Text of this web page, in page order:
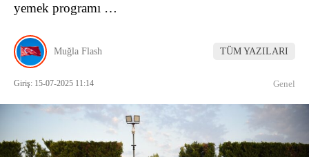
yemek programı …
Muğla Flash TÜM YAZILARI
Giriş: 15-07-2025 11:14 Genel